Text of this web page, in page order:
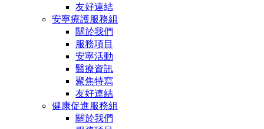
友好連結
安寧療護服務組
關於我們
服務項目
安寧活動
醫療資訊
聚焦特寫
友好連結
健康促進服務組
關於我們